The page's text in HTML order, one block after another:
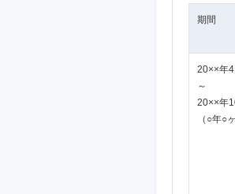
期間
20××年4
～
20××年
（○年○